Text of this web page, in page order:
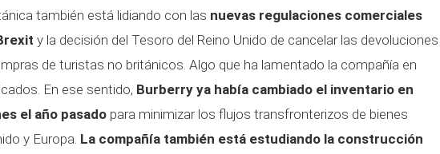
también está lidiando con las nuevas regulaciones comerciales
y la decisión del Tesoro del Reino Unido de cancelar las devoluciones
de turistas no británicos. Algo que ha lamentado la compañía en
En ese sentido, Burberry ya había cambiado el inventario en
el año pasado para minimizar los flujos transfronterizos de bienes
y Europa. La compañía también está estudiando la construcción